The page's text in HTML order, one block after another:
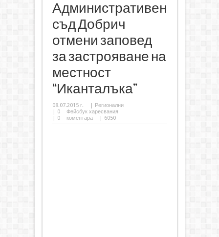
Административен
съд Добрич
отмени заповед
за застрояване на
местност
“Иканталъка”
08.07.2015 г.
Регионални
0
Фейсбук харесвания
0 коментара | 6050